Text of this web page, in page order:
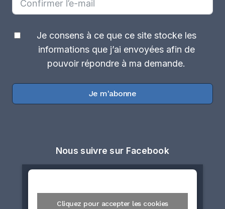
Je consens à ce que ce site stocke les
informations que j’ai envoyées afin de
pouvoir répondre à ma demande.
Je m'abonne
Nous suivre sur Facebook
Cliquez pour accepter les cookies